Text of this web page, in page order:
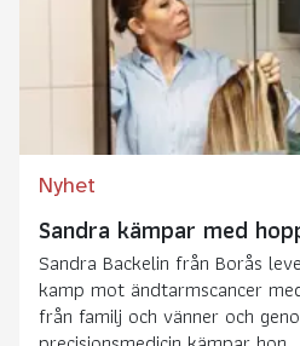
Nyhet
Sandra kämpar med
Sandra Backelin från Borås
kamp mot ändtarmscancer
från familj och vänner och